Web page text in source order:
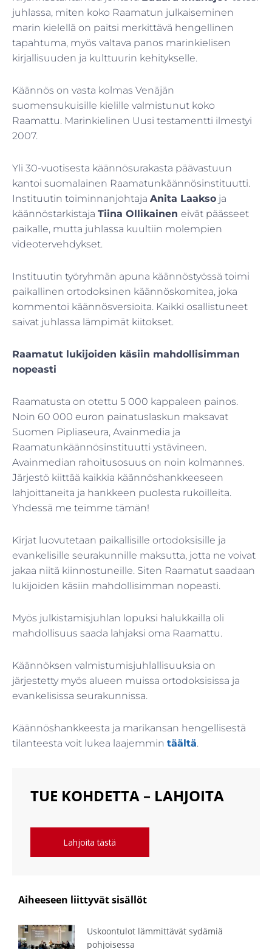
juhlassa, miten koko Raamatun julkaiseminen
marin kielellä on paitsi merkittävä hengellinen
tapahtuma, myös valtava panos marinkielisen
kirjallisuuden ja kulttuurin kehitykselle.
Käännös on vasta kolmas Venäjän
suomensukuisille kielille valmistunut koko
Raamattu. Marinkielinen Uusi testamentti ilmestyi
2007.
Yli 30-vuotisesta käännösurakasta päävastuun
kantoi suomalainen Raamatunkäännösinstituutti.
Instituutin toiminnanjohtaja Anita Laakso ja
käännöstarkistaja Tiina Ollikainen eivät päässeet
paikalle, mutta juhlassa kuultiin molempien
videotervehdykset.
Instituutin työryhmän apuna käännöstyössä toimi
paikallinen ortodoksinen käännöskomitea, joka
kommentoi käännösversioita. Kaikki osallistuneet
saivat juhlassa lämpimät kiitokset.
Raamatut lukijoiden käsiin mahdollisimman
nopeasti
Raamatusta on otettu 5 000 kappaleen painos.
Noin 60 000 euron painatuslaskun maksavat
Suomen Pipliaseura, Avainmedia ja
Raamatunkäännösinstituutti ystävineen.
Avainmedian rahoitusosuus on noin kolmannes.
Järjestö kiittää kaikkia käännöshankkeeseen
lahjoittaneita ja hankkeen puolesta rukoilleita.
Yhdessä me teimme tämän!
Kirjat luovutetaan paikallisille ortodoksisille ja
evankelisille seurakunnille maksutta, jotta ne voivat
jakaa niitä kiinnostuneille. Siten Raamatut saadaan
lukijoiden käsiin mahdollisimman nopeasti.
Myös julkistamisjuhlan lopuksi halukkailla oli
mahdollisuus saada lahjaksi oma Raamattu.
Käännöksen valmistumisjuhlallisuuksia on
järjestetty myös alueen muissa ortodoksisissa ja
evankelisissa seurakunnissa.
Käännöshankkeesta ja marikansan hengellisestä
tilanteesta voit lukea laajemmin täältä.
TUE KOHDETTA – LAHJOITA
Lahjoita tästä
Aiheeseen liittyvät sisällöt
Uskoontulot lämmittävät sydämiä
pohjoisessa